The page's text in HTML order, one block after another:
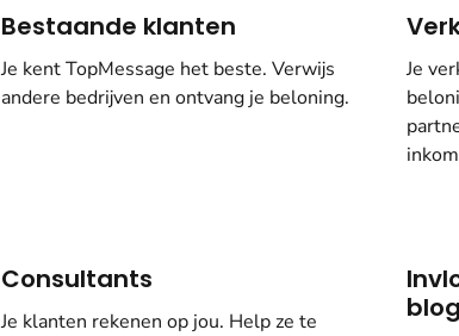
Bestaande klanten
Je kent TopMessage het beste. Verwijs
andere bedrijven en ontvang je beloning.
Je
Consultants
Je klanten rekenen op jou. Help ze te